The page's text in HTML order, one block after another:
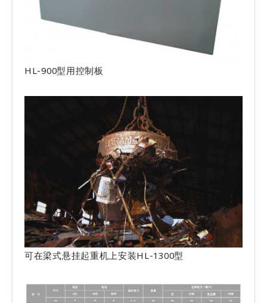
HL-900型用控制板
可在梁式悬挂起重机上安装HL-1300型